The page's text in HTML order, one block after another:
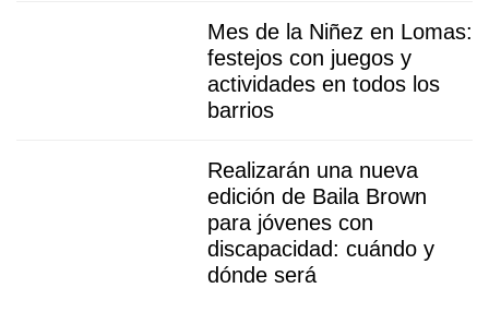
Mes de la Niñez en Lomas:
festejos con juegos y
actividades en todos los
barrios
Realizarán una nueva
edición de Baila Brown
para jóvenes con
discapacidad: cuándo y
dónde será